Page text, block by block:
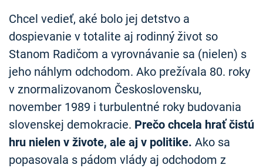
Chcel vedieť, aké bolo jej detstvo a
dospievanie v totalite aj rodinný život so
Stanom Radičom a vyrovnávanie sa (nielen) s
jeho náhlym odchodom. Ako prežívala 80. roky
v znormalizovanom Československu,
november 1989 i turbulentné roky budovania
slovenskej demokracie. Prečo chcela hrať čistú
hru nielen v živote, ale aj v politike. Ako sa
popasovala s pádom vlády aj odchodom z